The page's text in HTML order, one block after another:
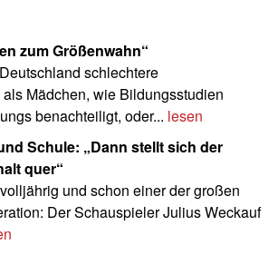
zum Größenwahn“
schlechtere
Mädchen, wie Bildungsstudien
benachteiligt, oder... lesen
quer“
und schon einer der großen
Der Schauspieler Julius Weckauf